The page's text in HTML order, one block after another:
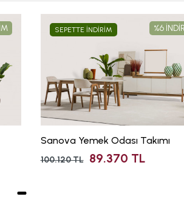
%6
SEPETTE İNDİRİM
Sanova Yemek Odası Takımı
100.120 TL 89.370 TL